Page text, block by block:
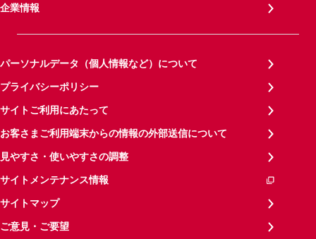
企業情報
パーソナルデータ（個人情報など）について
プライバシーポリシー
サイトご利用にあたって
お客さまご利用端末からの情報の外部送信について
見やすさ・使いやすさの調整
サイトメンテナンス情報
サイトマップ
ご意見・ご要望